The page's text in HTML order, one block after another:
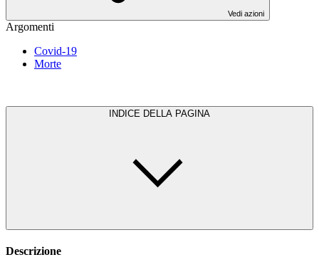
Vedi azioni
Argomenti
Covid-19
Morte
INDICE DELLA PAGINA
Descrizione